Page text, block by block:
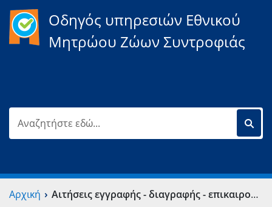
Οδηγός υπηρεσιών Εθνικού
Μητρώου Ζώων Συντροφιάς
Αρχική › Αιτήσεις εγγραφής - διαγραφής - επικαιροποίησης στοιχείων στο υπομητρώο φιλοζωικών σωματείων και οργανώσεων μη κερδοσκοπικού χαρακτήρα